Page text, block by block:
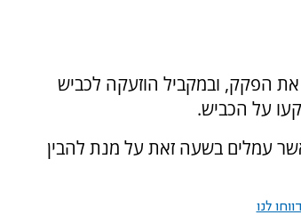
הפקק, ובמקביל הוזעקה לכביש
על הכביש.
עמלים בשעה זאת על מנת להבין
לנו